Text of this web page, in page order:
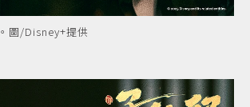
圖/Disney+提供